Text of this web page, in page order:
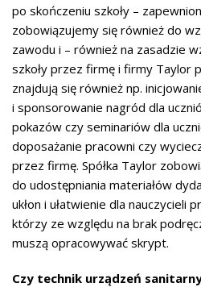
po skończeniu szkoły –
zobowiązujemy się również do
zawodu i – również na zasadzie
szkoły przez firmę i firmy Taylor
znajdują się również np.
i sponsorowanie nagród dla
pokazów czy seminariów dla
doposażanie pracowni czy
przez firmę. Spółka Taylor
do udostępniania materiałów
ukłon i ułatwienie dla nauczycieli
którzy ze względu na brak
muszą opracowywać skrypt.
Czy technik urządzeń